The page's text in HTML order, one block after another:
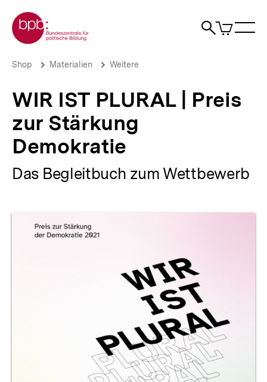
zum
Seiteninhalt
springen
Zur Startseite der bpb
Suche
Artikel
im
WIR
Preis
zur
Stärkung
Demokratie
bpb.de
Brotkrümelnavigation
Pfadnavigation
Shop Materialien Weitere
WIR IST PLURAL | Preis
zur Stärkung
Demokratie
Das Begleitbuch zum Wettbewerb
Produktvorschau